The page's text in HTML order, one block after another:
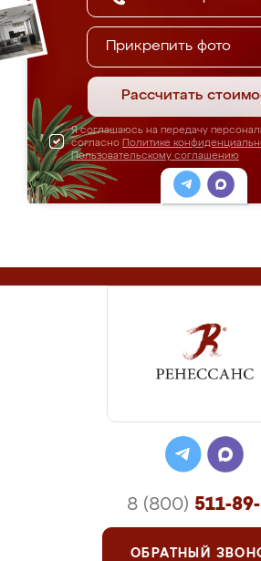
Прикрепить фото
Рассчитать
Я соглашаюсь на передачу
согласно Политике
Пользовательскому соглашению
8 (800) 511-
ОБРАТНЫЙ